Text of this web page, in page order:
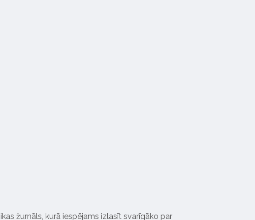
žurnāls, kurā iespējams izlasīt svarīgāko par